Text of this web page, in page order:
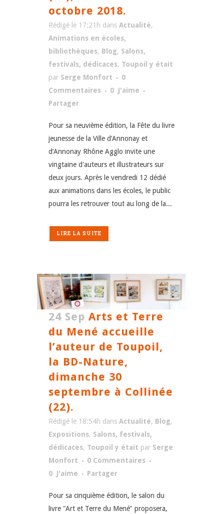
octobre 2018.
Rédigé le 17:21h dans Actualité,
Animations en écoles,
bibliothèques, Blog, Salons,
festivals, dédicaces, Toupoil y était
par Serge Monfort
0
Commentaires
0 J'aime
Partager
Pour sa neuvième édition, la Fête du livre
jeunesse de la Ville d’Annonay et
d’Annonay Rhône Agglo invite une
vingtaine d'auteurs et illustrateurs sur
deux jours. Après le vendredi 12 dédié
aux animations dans les écoles, le public
pourra les retrouver tout au long de la...
LIRE LA SUITE
24 Sep Arts et Terre
du Mené accueille
l’auteur de Toupoil,
la BD-Nature,
dimanche 30
septembre à Collinée
(22).
Rédigé le 18:54h dans Actualité, Blog,
Expositions, Salons, festivals,
dédicaces, Toupoil y était par Serge
Monfort
0 Commentaires
0 J'aime Partager
Pour sa cinquième édition, le salon du
livre "Art et Terre du Mené" proposera,